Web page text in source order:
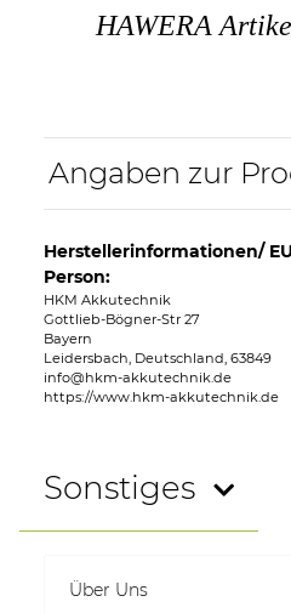
HAWERA
Angaben zur
Herstellerinformationen/
Person:
HKM Akkutechnik
Gottlieb-Bögner-Str 27
Bayern
Leidersbach, Deutschland, 63849
info@hkm-akkutechnik.de
https://www.hkm-akkutechnik.de
Sonstiges
Über Uns